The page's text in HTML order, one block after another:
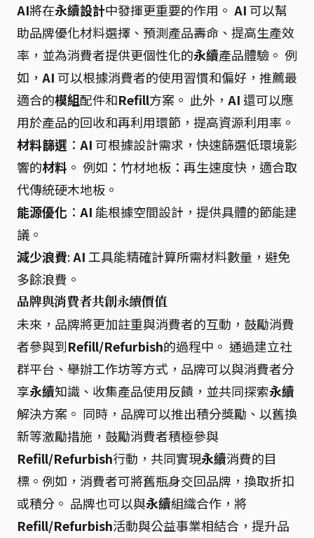
AI將在永續設計中發揮更重要的作用。 AI可以幫
助品牌優化材料選擇、預測產品壽命、提高生產效
率，並為消費者提供更個性化的永續產品體驗。 例
如， AI可以根據消費者的使用習慣和偏好，推薦最
適合的模組配件和Refill方案。 此外， AI 還可以應
用於產品的回收和再利用環節，提高資源利用率。
材料篩選 ： AI可根據設計需求，快速篩選低環境影
響的材料 。 例如：竹材地板：再生速度快，適合取
代傳統硬木地板。
能源優化 ： AI 能根據空間設計，提供具體的節能建
議。
減少浪費:AI工具能精確計算所需材料數量，避免
多餘浪費。
品牌與消費者共創永續價值
未來，品牌將更加註重與消費者的互動，鼓勵消費
者參與到Refill/Refurbish的過程中。 通過建立社
群平台、舉辦工作坊等方式，品牌可以與消費者分
享永續知識、收集產品使用反饋，並共同探索永續
解決方案。 同時，品牌可以推出積分獎勵、以舊換
新等激勵措施，鼓勵消費者積極參與
Refill/Refurbish行動，共同實現永續消費的目
標。例如，消費者可將舊瓶身交回品牌，換取折扣
或積分。 品牌也可以與永續組織合作，將
Refill/Refurbish活動與公益事業相結合，提升品